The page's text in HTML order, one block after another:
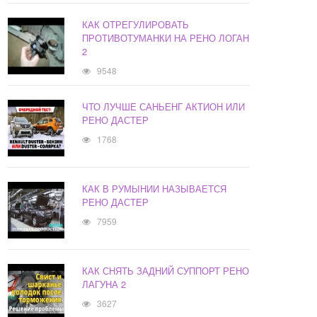
КАК ОТРЕГУЛИРОВАТЬ
ПРОТИВОТУМАНКИ НА РЕНО ЛОГАН
2
9548
ЧТО ЛУЧШЕ САНЬЕНГ АКТИОН ИЛИ
РЕНО ДАСТЕР
1768
КАК В РУМЫНИИ НАЗЫВАЕТСЯ
РЕНО ДАСТЕР
7959
КАК СНЯТЬ ЗАДНИЙ СУППОРТ РЕНО
ЛАГУНА 2
3627